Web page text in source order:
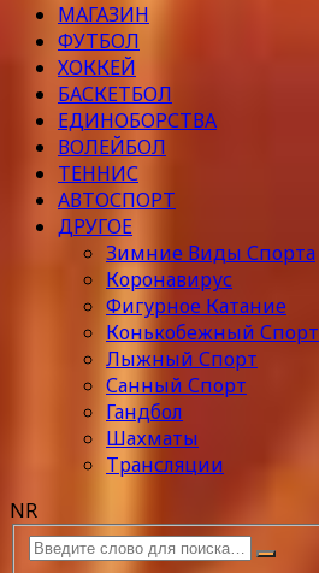
МАГАЗИН
ФУТБОЛ
ХОККЕЙ
БАСКЕТБОЛ
ЕДИНОБОРСТВА
ВОЛЕЙБОЛ
ТЕННИС
АВТОСПОРТ
ДРУГОЕ
Зимние Виды Спорта
Коронавирус
Фигурное Катание
Конькобежный Спорт
Лыжный Спорт
Санный Спорт
Гандбол
Шахматы
Трансляции
NR